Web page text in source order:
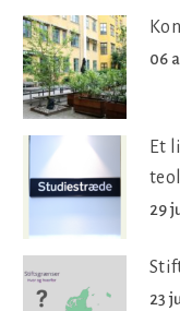
06
Et
29
23